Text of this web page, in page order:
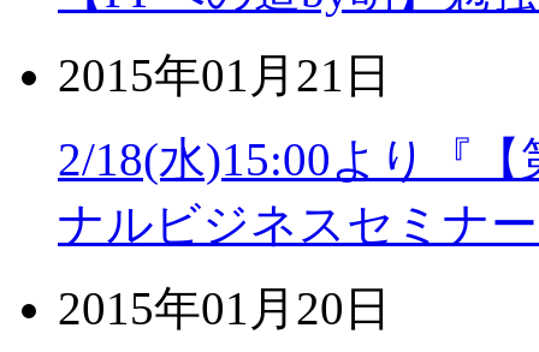
2015年01月21日
2/18(水)15:00より『
ナルビジネスセミナ
2015年01月20日